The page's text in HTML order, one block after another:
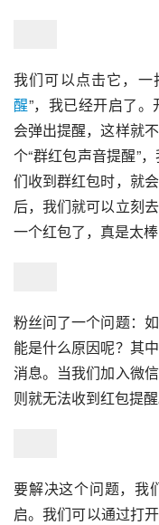
我们可以点击它，一
醒”，我已经开启了
会弹出提醒，这样就
个“群红包声音提醒”
们收到群红包时，就
后，我们就可以立刻
一个红包了，真是太棒
粉丝问了一个问题：
能是什么原因呢？其
消息。当我们加入微
则就无法收到红包提醒
要解决这个问题，我
启。我们可以通过打